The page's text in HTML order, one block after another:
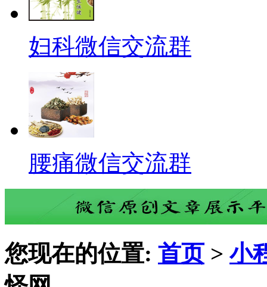
妇科微信交流群
腰痛微信交流群
您现在的位置: 首页 >小